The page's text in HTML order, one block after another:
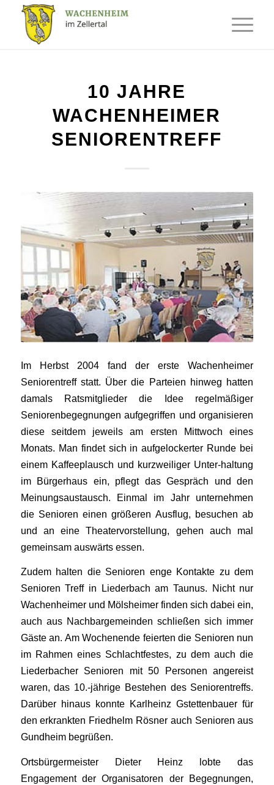
10 JAHRE
WACHENHEIMER
SENIORENTREFF
Im Herbst 2004 fand der erste Wachenheimer
Seniorentreff statt. Über die Parteien hinweg hatten
damals Ratsmitglieder die Idee regelmäßiger
Seniorenbegegnungen aufgegriffen und organisieren
diese seitdem jeweils am ersten Mittwoch eines
Monats. Man findet sich in aufgelockerter Runde bei
einem Kaffeeplausch und kurzweiliger Unter-haltung
im Bürgerhaus ein, pflegt das Gespräch und den
Meinungsaustausch. Einmal im Jahr unternehmen
die Senioren einen größeren Ausflug, besuchen ab
und an eine Theatervorstellung, gehen auch mal
gemeinsam auswärts essen.
Zudem halten die Senioren enge Kontakte zu dem
Senioren Treff in Liederbach am Taunus. Nicht nur
Wachenheimer und Mölsheimer finden sich dabei ein,
auch aus Nachbargemeinden schließen sich immer
Gäste an. Am Wochenende feierten die Senioren nun
im Rahmen eines Schlachtfestes, zu dem auch die
Liederbacher Senioren mit 50 Personen angereist
waren, das 10.-jährige Bestehen des Seniorentreffs.
Darüber hinaus konnte Karlheinz Gstettenbauer für
den erkrankten Friedhelm Rösner auch Senioren aus
Gundheim begrüßen.
Ortsbürgermeister Dieter Heinz lobte das
Engagement der Organisatoren der Begegnungen,